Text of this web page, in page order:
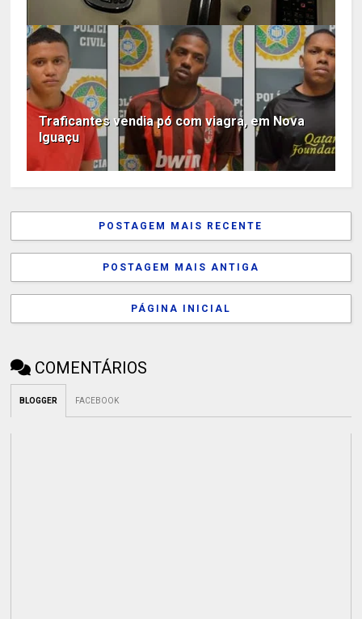
Traficantes vendia pó com viagra, em Nova
Iguaçu
POSTAGEM MAIS RECENTE
POSTAGEM MAIS ANTIGA
PÁGINA INICIAL
COMENTÁRIOS
BLOGGER FACEBOOK